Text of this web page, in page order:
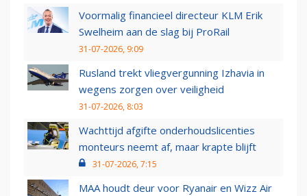
Voormalig financieel directeur KLM Erik
Swelheim aan de slag bij ProRail
31-07-2026, 9:09
Rusland trekt vliegvergunning Izhavia in
wegens zorgen over veiligheid
31-07-2026, 8:03
Wachttijd afgifte onderhoudslicenties
monteurs neemt af, maar krapte blijft
31-07-2026, 7:15
MAA houdt deur voor Ryanair en Wizz Air